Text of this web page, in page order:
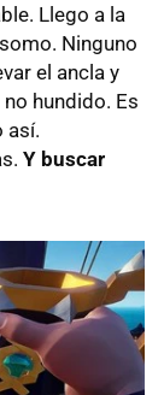
Llego a la
Ninguno
el ancla y
hundido. Es
así.
Y buscar